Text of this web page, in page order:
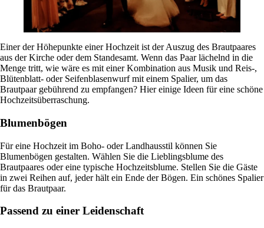
Einer der Höhepunkte einer Hochzeit ist der Auszug des Brautpaares
aus der Kirche oder dem Standesamt. Wenn das Paar lächelnd in die
Menge tritt, wie wäre es mit einer Kombination aus Musik und Reis-,
Blütenblatt- oder Seifenblasenwurf mit einem Spalier, um das
Brautpaar gebührend zu empfangen? Hier einige Ideen für eine schöne
Hochzeitsüberraschung.
Blumenbögen
Für eine Hochzeit im Boho- oder Landhausstil können Sie
Blumenbögen gestalten. Wählen Sie die Lieblingsblume des
Brautpaares oder eine typische Hochzeitsblume. Stellen Sie die Gäste
in zwei Reihen auf, jeder hält ein Ende der Bögen. Ein schönes Spalier
für das Brautpaar.
Passend zu einer Leidenschaft